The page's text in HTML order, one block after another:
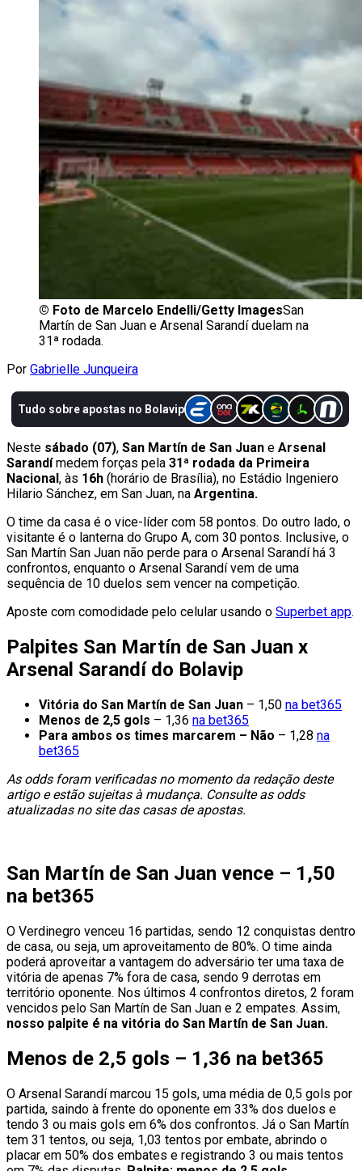
© Foto de Marcelo Endelli/Getty ImagesSan
Martín de San Juan e Arsenal Sarandí duelam na
31ª rodada.
Por Gabrielle Junqueira
Neste sábado (07), San Martín de San Juan e Arsenal
Sarandímedem forças pela 31ª rodada da Primeira
Nacional , às 16h (horário de Brasília), no Estádio Ingeniero
Hilario Sánchez, em San Juan, na Argentina.
O time da casa é o vice-líder com 58 pontos. Do outro lado, o
visitante é o lanterna do Grupo A, com 30 pontos. Inclusive, o
San Martín San Juan não perde para o Arsenal Sarandí há 3
confrontos, enquanto o Arsenal Sarandí vem de uma
sequência de 10 duelos sem vencer na competição.
Aposte com comodidade pelo celular usando o Superbet app.
Palpites San Martín de San Juan x
Arsenal Sarandí do Bolavip
Vitória do San Martín de San Juan – 1,50 na bet365
Menos de 2,5 gols – 1,36 na bet365
Para ambos os times marcarem – Não – 1,28 na
bet365
As odds foram verificadas no momento da redação deste
artigo e estão sujeitas à mudança. Consulte as odds
atualizadas no site das casas de apostas.
San Martín de San Juan vence – 1,50
na bet365
O Verdinegro venceu 16 partidas, sendo 12 conquistas dentro
de casa, ou seja, um aproveitamento de 80%. O time ainda
poderá aproveitar a vantagem do adversário ter uma taxa de
vitória de apenas 7% fora de casa, sendo 9 derrotas em
território oponente. Nos últimos 4 confrontos diretos, 2 foram
vencidos pelo San Martín de San Juan e 2 empates. Assim,
nosso palpite é na vitória do San Martín de San Juan.
Menos de 2,5 gols – 1,36 na bet365
O Arsenal Sarandí marcou 15 gols, uma média de 0,5 gols por
partida, saindo à frente do oponente em 33% dos duelos e
tendo 3 ou mais gols em 6% dos confrontos. Já o San Martín
tem 31 tentos, ou seja, 1,03 tentos por embate, abrindo o
placar em 50% dos embates e registrando 3 ou mais tentos